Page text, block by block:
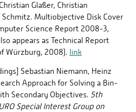
Glaßer, Christian
Multiobjective Disk Cover
Science Report 2008-3,
appears as Technical Report
Würzburg, 2008). link
Sebastian Niemann, Heinz
Approach for Solving a Bin-
Secondary Objectives. 5th
Special Interest Group on